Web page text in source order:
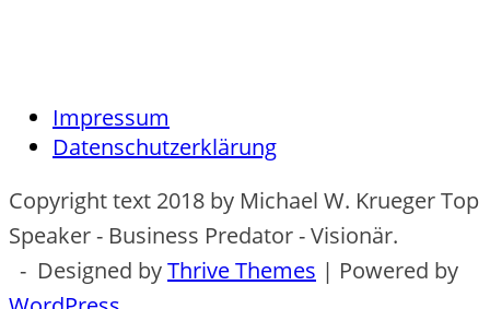
Impressum
Datenschutzerklärung
Copyright text 2018 by Michael W. Krueger Top
Speaker - Business Predator - Visionär.
- Designed byThrive Themes | Powered by